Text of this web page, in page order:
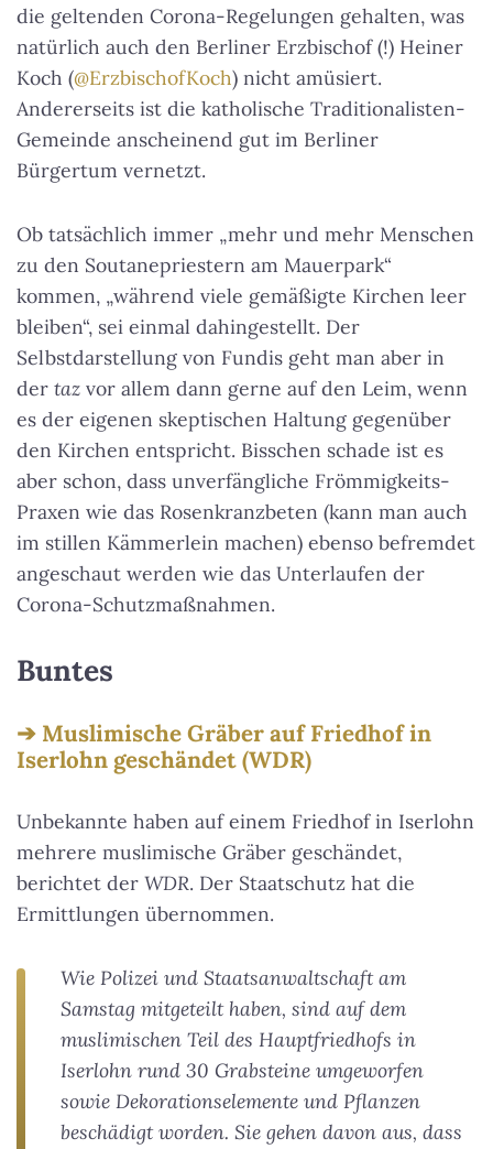
die geltenden Corona-Regelungen gehalten, was
natürlich auch den Berliner Erzbischof (!) Heiner
Koch (@ErzbischofKoch) nicht amüsiert.
Andererseits ist die katholische Traditionalisten-
Gemeinde anscheinend gut im Berliner
Bürgertum vernetzt.
Ob tatsächlich immer „mehr und mehr Menschen
zu den Soutanepriestern am Mauerpark“
kommen, „während viele gemäßigte Kirchen leer
bleiben“, sei einmal dahingestellt. Der
Selbstdarstellung von Fundis geht man aber in
der taz vor allem dann gerne auf den Leim, wenn
es der eigenen skeptischen Haltung gegenüber
den Kirchen entspricht. Bisschen schade ist es
aber schon, dass unverfängliche Frömmigkeits-
Praxen wie das Rosenkranzbeten (kann man auch
im stillen Kämmerlein machen) ebenso befremdet
angeschaut werden wie das Unterlaufen der
Corona-Schutzmaßnahmen.
Buntes
Muslimische Gräber auf Friedhof in
Iserlohn geschändet (WDR)
Unbekannte haben auf einem Friedhof in Iserlohn
mehrere muslimische Gräber geschändet,
berichtet der WDR. Der Staatschutz hat die
Ermittlungen übernommen.
Wie Polizei und Staatsanwaltschaft am
Samstag mitgeteilt haben, sind auf dem
muslimischen Teil des Hauptfriedhofs in
Iserlohn rund 30 Grabsteine umgeworfen
sowie Dekorationselemente und Pflanzen
beschädigt worden. Sie gehen davon aus, dass